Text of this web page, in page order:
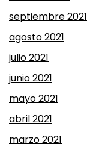
septiembre 2021
agosto 2021
julio 2021
junio 2021
mayo 2021
abril 2021
marzo 2021